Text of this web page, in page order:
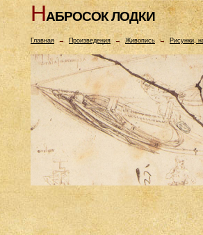
НАБРОСОК ЛОДКИ
Главная→ Произведения → Живопись → Рисунки,